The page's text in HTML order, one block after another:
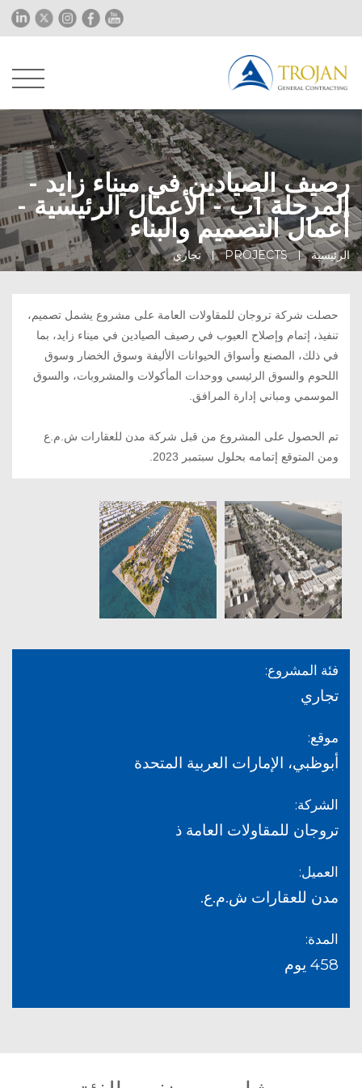
رصيف الصيادين في ميناء زايد -
المرحلة 1ب - الأعمال الرئيسية -
أعمال التصميم والبناء
الرئيسية PROJECTS تجاري
حصلت شركة تروجان للمقاولات العامة على مشروع يشمل تصميم،
تنفيذ، إتمام وإصلاح العيوب في رصيف الصيادين في ميناء زايد، بما
في ذلك، المصنع وأسواق الحيوانات الأليفة وسوق الخضار وسوق
اللحوم والسوق الرئيسي ووحدات المأكولات والمشروبات، والسوق
الموسمي ومباني إدارة المرافق.
تم الحصول على المشروع من قبل شركة مدن للعقارات ش.م.ع
ومن المتوقع إتمامه بحلول سبتمبر 2023
فئة المشروع:
تجاري
موقع:
أبوظبي، الإمارات العربية المتحدة
الشركة:
تروجان للمقاولات العامة ذ
العميل:
مدن للعقارات ش.م.ع.
المدة:
458 يوم